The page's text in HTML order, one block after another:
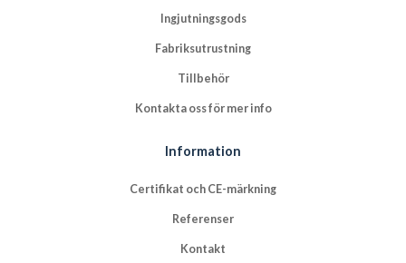
Ingjutningsgods
Fabriksutrustning
Tillbehör
Kontakta oss för mer info
Information
Certifikat och CE-märkning
Referenser
Kontakt